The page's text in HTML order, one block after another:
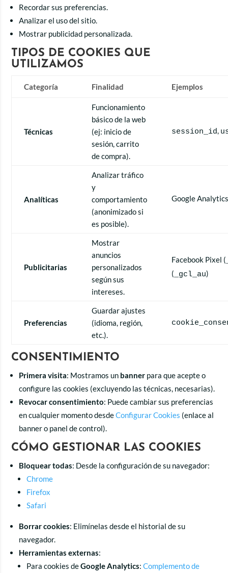
Recordar sus preferencias.
Analizar el uso del sitio.
Mostrar publicidad personalizada.
TIPOS DE COOKIES QUE
UTILIZAMOS
Categoría Finalidad Ejemplos
Técnicas
Funcionamiento
básico de la web
(ej: inicio de
sesión, carrito
de compra).
session_id,
Analíticas
Analizar tráfico
y
comportamiento
(anonimizado si
es posible).
Google
Publicitarias
Mostrar
anuncios
personalizados
según sus
intereses.
Facebook Pixel (
( _gcl_au)
Preferencias
Guardar ajustes
(idioma, región,
etc.).
CONSENTIMIENTO
Primera visita: Mostramos un banner para que acepte o
configure las cookies (excluyendo las técnicas, necesarias).
Revocar consentimiento: Puede cambiar sus preferencias
en cualquier momento desdeConfigurar Cookies (enlace al
banner o panel de control).
CÓMO GESTIONAR LAS COOKIES
Bloquear todas: Desde la configuración de su navegador:
Chrome
Firefox
Safari
Borrar cookies: Elimínelas desde el historial de su
navegador.
Herramientas externas:
Para cookies deGoogle Analytics: Complemento de